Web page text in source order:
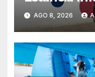
Máynez y
Distrito 13
AGO 8, 2026